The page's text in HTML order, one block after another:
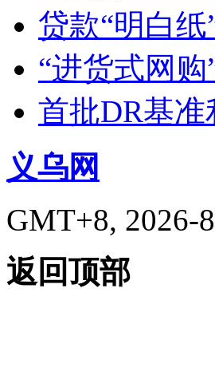
贷款“明白
“进货式网
首批DR基
义乌网
GMT+8, 2026-
返回顶部